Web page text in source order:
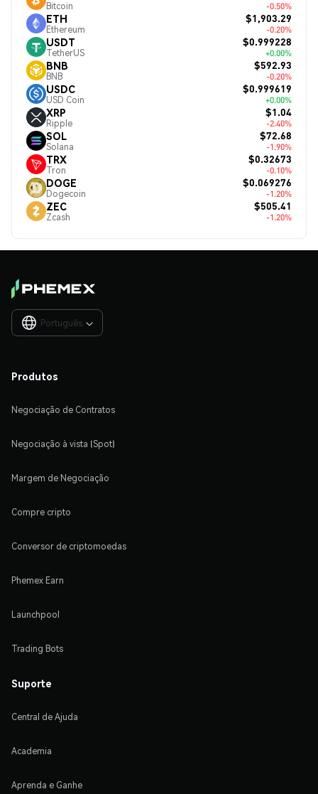
Bitcoin -0.50%
ETH
Ethereum
$1,903.29
-0.20%
USDT
TetherUS
$0.999228
+0.00%
BNB
BNB
$592.93
-0.20%
USDC
USD Coin
$0.999619
+0.00%
XRP
Ripple
$1.04
-2.40%
SOL
Solana
$72.68
-1.90%
TRX
Tron
$0.32673
-0.10%
DOGE
Dogecoin
$0.069276
-1.20%
ZEC
Zcash
$505.41
-1.20%
Português 
Produtos
Negociação de Contratos
Negociação à vista (Spot)
Margem de Negociação
Compre cripto
Conversor de criptomoedas
Phemex Earn
Launchpool
Trading Bots
Suporte
Central de Ajuda
Academia
Aprenda e Ganhe